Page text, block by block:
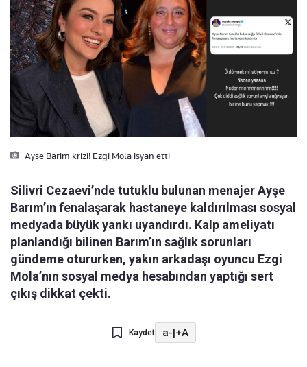
Ayse Barim krizi! Ezgi Mola isyan etti
Silivri Cezaevi’nde tutuklu bulunan menajer Ayşe
Barım’ın fenalaşarak hastaneye kaldırılması sosyal
medyada büyük yankı uyandırdı. Kalp ameliyatı
planlandığı bilinen Barım’ın sağlık sorunları
gündeme otururken, yakın arkadaşı oyuncu Ezgi
Mola’nın sosyal medya hesabından yaptığı sert
çıkış dikkat çekti.
Kaydet a-|+A